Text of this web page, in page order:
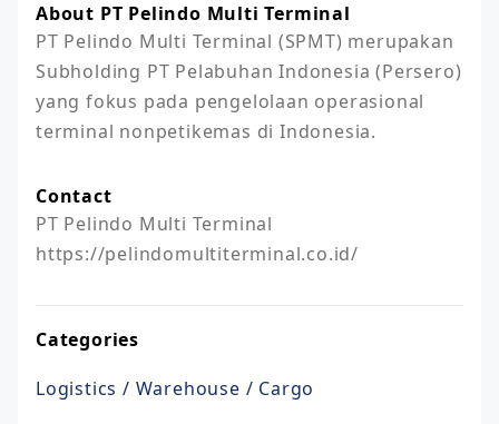
About PT Pelindo Multi Terminal
PT Pelindo Multi Terminal (SPMT) merupakan
Subholding PT Pelabuhan Indonesia (Persero)
yang fokus pada pengelolaan operasional
terminal nonpetikemas di Indonesia.
Contact
PT Pelindo Multi Terminal
https://pelindomultiterminal.co.id/
Categories
Logistics / Warehouse / Cargo